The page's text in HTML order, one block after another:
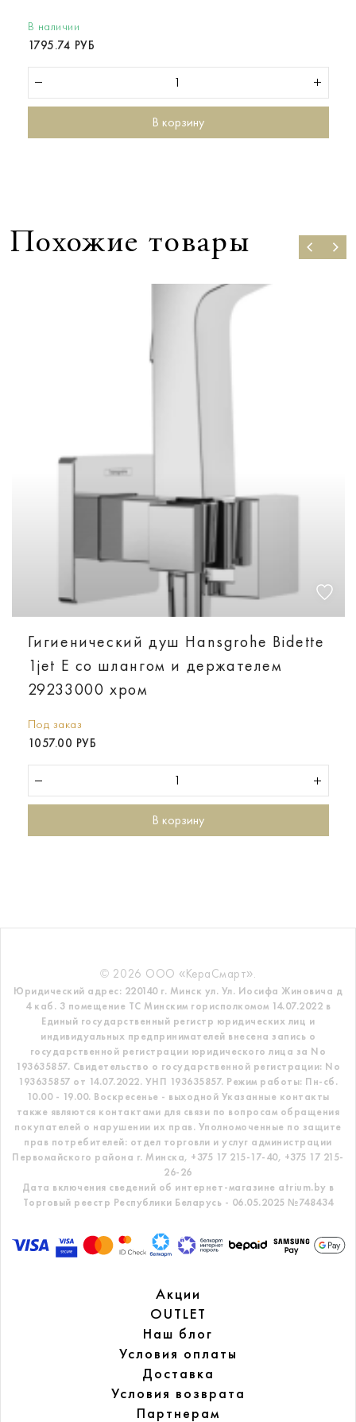
В наличии
1795.74 РУБ
В корзину
Похожие товары
Гигиенический душ Hansgrohe Bidette
1jet E со шлангом и держателем
29233000 хром
Под заказ
1057.00 РУБ
В корзину
© 2026 ООО «КераСмарт».
Юридический адрес: 220140 г. Минск ул. Ул. Иосифа Жиновича д
4 каб. 3 помещение ТС Минским горисполкомом 14.07.2022 в
Единый государственный регистр юридических лиц и
индивидуальных предпринимателей внесена запись о
государственной регистрации юридического лица за No
193635857. Свидетельство о государственной регистрации: No
193635857 от 14.07.2022. УНП 193635857. Режим работы: Пн-сб.
10.00 - 19.00. Воскресенье - выходной Указанные контакты
также являются контактами для связи по вопросам обращения
покупателей о нарушении их прав. Уполномоченные по защите
прав потребителей: отдел торговли и услуг администрации
Первомайского района г. Минска, +375 17 215-17-40, +375 17 215-
26-26
Дата включения сведений об интернет-магазине atrium.by в
Торговый реестр Республики Беларусь - 06.05.2025 №748434
Акции
OUTLET
Наш блог
Условия оплаты
Доставка
Условия возврата
Партнерам